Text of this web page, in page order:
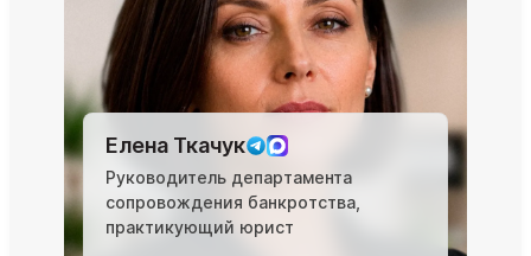
Елена Ткачук
Руководитель департамента
сопровождения банкротства,
практикующий юрист